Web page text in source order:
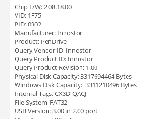
Chip F/W: 2.08.18.00
VID: 1F75
PID: 0902
Manufacturer: Innostor
Product: PenDrive
Query Vendor ID: Innostor
Query Product ID: Innostor
Query Product Revision: 1.00
Physical Disk Capacity: 3317694464 Bytes
Windows Disk Capacity: 3311210496 Bytes
Internal Tags: CX3D-QACJ
File System: FAT32
USB Version: 3.00 in 2.00 port